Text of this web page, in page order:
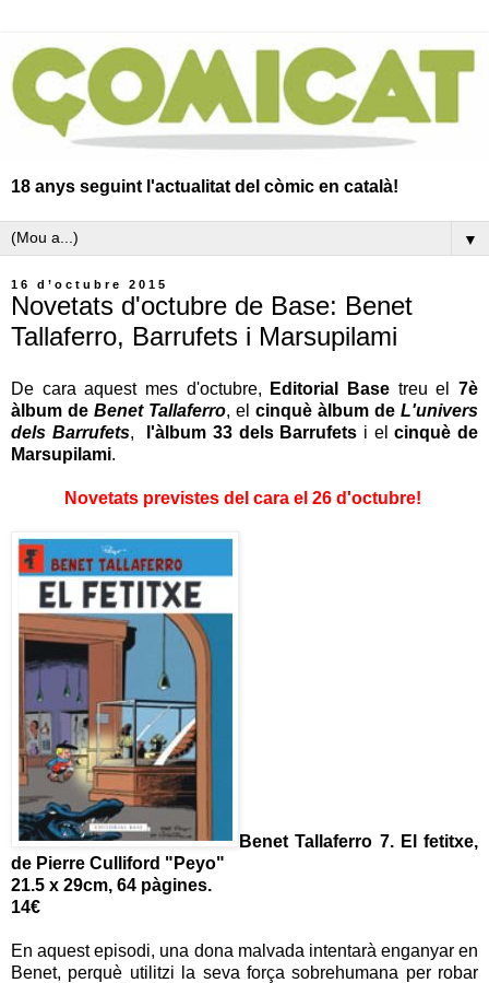
18 anys seguint l'actualitat del còmic en català!
▼
16 d’octubre 2015
Novetats d'octubre de Base: Benet
Tallaferro, Barrufets i Marsupilami
De cara aquest mes d'octubre, Editorial Base treu el7è
àlbum de Benet Tallaferro, el cinquè àlbum de L'univers
dels Barrufets, l'àlbum 33 dels Barrufets i elcinquè de
Marsupilami.
Novetats previstes del cara el 26 d'octubre!
Benet Tallaferro 7. El fetitxe,
de Pierre Culliford "Peyo"
21.5 x 29cm, 64 pàgines.
14€
En aquest episodi, una dona malvada intentarà enganyar en
Benet, perquè utilitzi la seva força sobrehumana per robar